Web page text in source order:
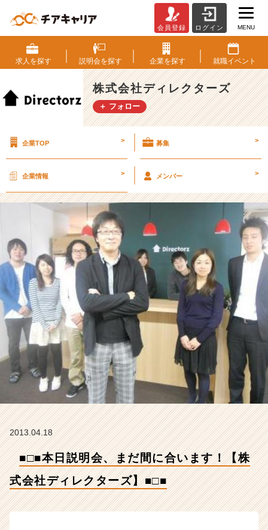
□
■
本
日
説
明
間
い
ま
す！
【株
式
会
ィ
レ
ク
ー
ズ】
■
□
■
デ
レ
タ
会員登録 ログイン MENU
求人を探す 説明会を探す 企業を探す 就職イベント
株式会社ディレクターズ
＋ フォロー
企業TOP > 募集 >
企業情報 > メンバー >
2013.04.18
■□■本日説明会、まだ間に合います！【株
式会社ディレクターズ】■□■